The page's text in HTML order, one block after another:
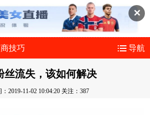
✕
技巧 导航
丝流失，该如何解决
2019-11-02 10:04:20 关注：387